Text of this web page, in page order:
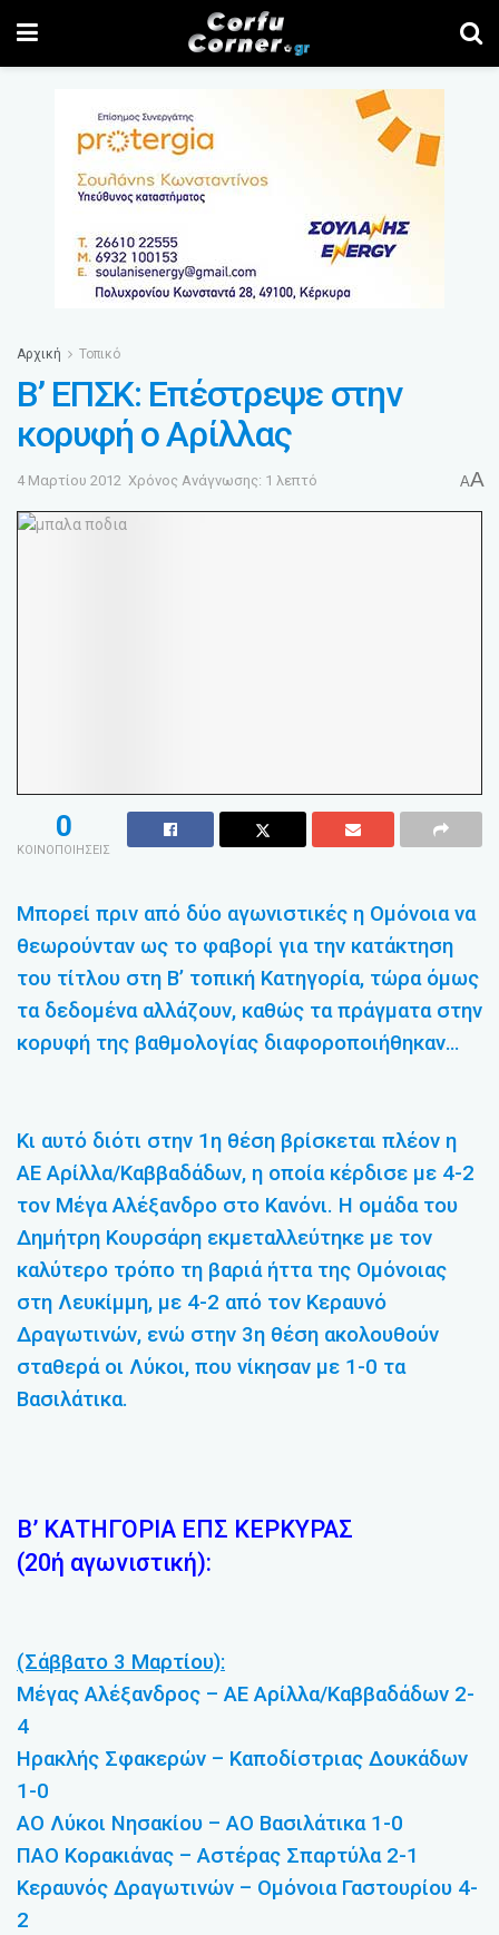
Αρχική Τοπικό
Β’ ΕΠΣΚ: Επέστρεψε στην
κορυφή ο Αρίλλας
4 Μαρτίου 2012 Χρόνος Ανάγνωσης: 1 λεπτό AA
0
ΚΟΙΝΟΠΟΙΗΣΕΙΣ
Μπορεί πριν από δύο αγωνιστικές η Ομόνοια να
θεωρούνταν ως το φαβορί για την κατάκτηση
του τίτλου στη Β’ τοπική Κατηγορία, τώρα όμως
τα δεδομένα αλλάζουν, καθώς τα πράγματα στην
κορυφή της βαθμολογίας διαφοροποιήθηκαν…
Κι αυτό διότι στην 1η θέση βρίσκεται πλέον η
ΑΕ Αρίλλα/Καββαδάδων, η οποία κέρδισε με 4-2
τον Μέγα Αλέξανδρο στο Κανόνι. Η ομάδα του
Δημήτρη Κουρσάρη εκμεταλλεύτηκε με τον
καλύτερο τρόπο τη βαριά ήττα της Ομόνοιας
στη Λευκίμμη, με 4-2 από τον Κεραυνό
Δραγωτινών, ενώ στην 3η θέση ακολουθούν
σταθερά οι Λύκοι, που νίκησαν με 1-0 τα
Βασιλάτικα.
Β’ ΚΑΤΗΓΟΡΙΑ ΕΠΣ ΚΕΡΚΥΡΑΣ
(20ή αγωνιστική):
(Σάββατο 3 Μαρτίου):
Μέγας Αλέξανδρος – ΑΕ Αρίλλα/Καββαδάδων 2-
4
Ηρακλής Σφακερών – Καποδίστριας Δουκάδων
1-0
ΑΟ Λύκοι Νησακίου – ΑΟ Βασιλάτικα 1-0
ΠΑΟ Κορακιάνας – Αστέρας Σπαρτύλα 2-1
Κεραυνός Δραγωτινών – Ομόνοια Γαστουρίου 4-
2